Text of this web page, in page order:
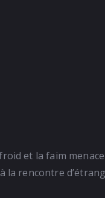
et la faim
la rencontre